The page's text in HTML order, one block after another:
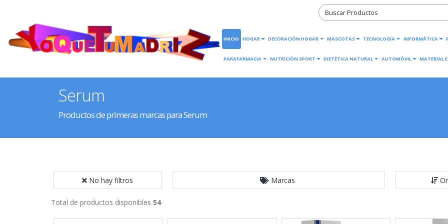
INICIO HOGAR DECORACIÓN HOGAR MASCOTAS TECNOLOGÍA INFORMÁTICA
PARAFARMACIA NUTRICIÓN SPORT DIETÉTICA NATURAL AUTOMÓVIL MATERIAL
Serum
Productos de primeras marcas para Serum
No hay filtros Marcas
Total de productos disponibles 54